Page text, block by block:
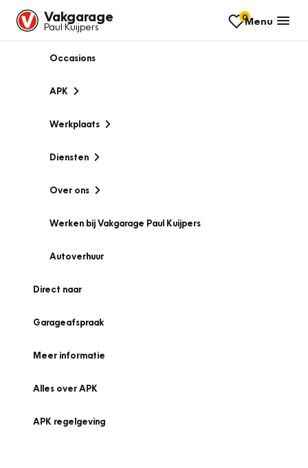
Vakgarage
Paul Kuijpers
0Menu
Occasions
APK
Werkplaats
Diensten
Over ons
Werken bij Vakgarage Paul Kuijpers
Autoverhuur
Direct naar
Garageafspraak
Meer informatie
Alles over APK
APK regelgeving